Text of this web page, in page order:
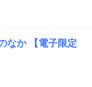
なか 【電子限定